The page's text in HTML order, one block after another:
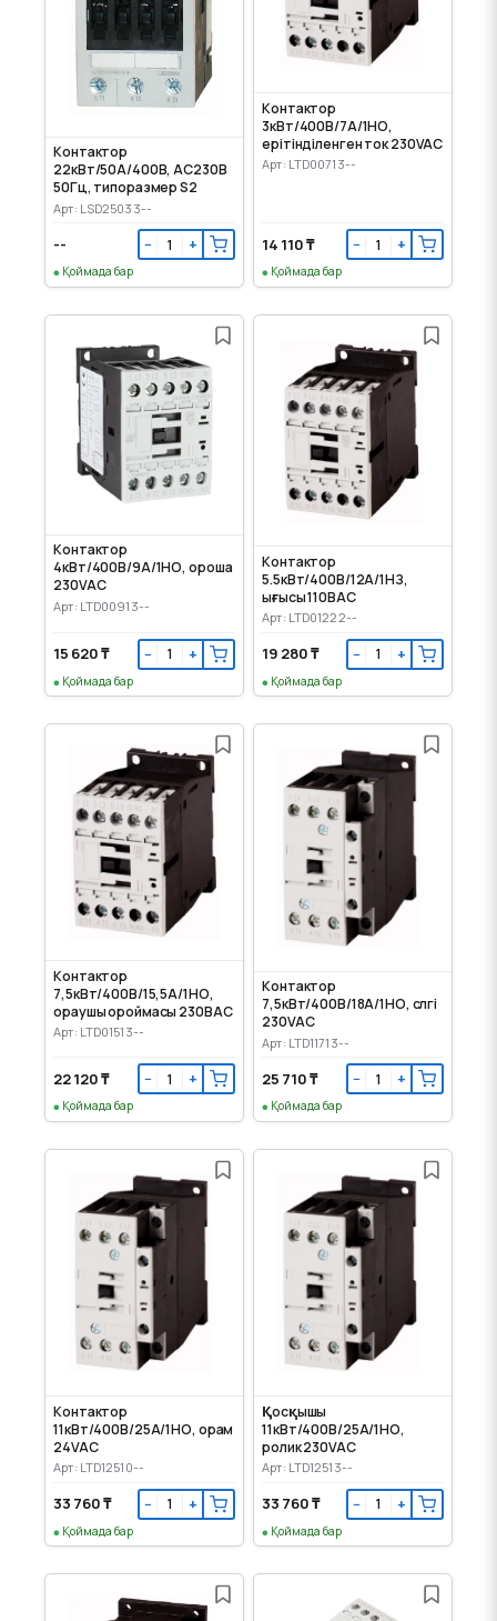
Контактор
22кВт/50А/400В, АС230В
50Гц, типоразмер S2
Арт: LSD25033--
-- − +
Қоймада бар
Контактор
3кВт/400В/7А/1НО,
ерітінділенген ток 230VAC
Арт: LTD00713--
14 110 ₸ − +
Қоймада бар
Контактор
4кВт/400В/9А/1НО, ороша
230VAC
Арт: LTD00913--
15 620 ₸ − +
Қоймада бар
Контактор
5.5кВт/400В/12А/1НЗ,
ығысы 110ВАС
Арт: LTD01222--
19 280 ₸ − +
Қоймада бар
Контактор
7,5кВт/400В/15,5А/1НО,
ораушы ороймасы 230ВАС
Арт: LTD01513--
22 120 ₸ − +
Қоймада бар
Контактор
7,5кВт/400В/18А/1НО, сүлгі
230VAC
Арт: LTD11713--
25 710 ₸ − +
Қоймада бар
Контактор
11кВт/400В/25А/1НО, орам
24VAC
Арт: LTD12510--
33 760 ₸ − +
Қоймада бар
Қосқышы
11кВт/400В/25А/1НО,
ролик 230VAC
Арт: LTD12513--
33 760 ₸ − +
Қоймада бар